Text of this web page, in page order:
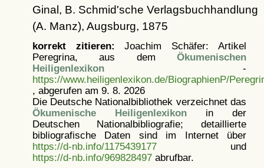
Ginal, B. Schmid'sche Verlagsbuchhandlung
(A. Manz), Augsburg, 1875
korrekt zitieren: Joachim Schäfer: Artikel
Peregrina, aus dem Ökumenischen
Heiligenlexikon-
https://www.heiligenlexikon.de/BiographienP/
, abgerufen am 9. 8. 2026
Die Deutsche Nationalbibliothek verzeichnet das
Ökumenische Heiligenlexikonin der
Deutschen Nationalbibliografie; detaillierte
bibliografische Daten sind im Internet über
https://d-nb.info/1175439177und
https://d-nb.info/969828497abrufbar.